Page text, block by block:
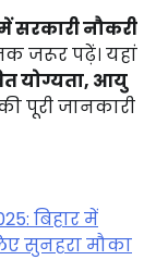
सरकारी नौकरी
जरूर पढ़ें। यहां
योग्यता, आयु
पूरी जानकारी
बिहार में
सुनहरा मौका